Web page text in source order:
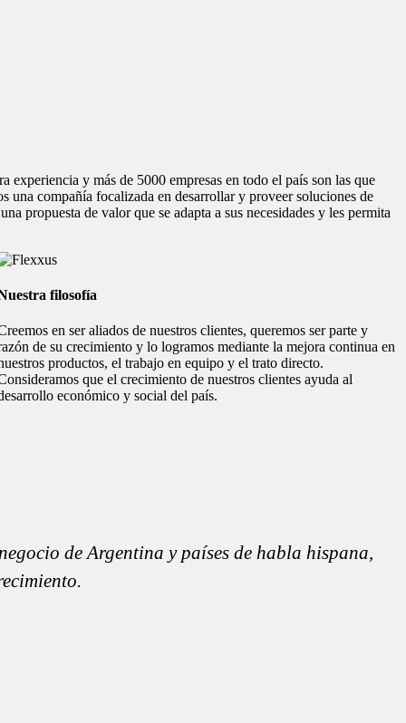
experiencia y más de 5000 empresas en todo el país son las que
una compañía focalizada en desarrollar y proveer soluciones de
propuesta de valor que se adapta a sus necesidades y les permita
filosofía
en ser aliados de nuestros clientes, queremos ser parte y
de su crecimiento y lo logramos mediante la mejora continua en
productos, el trabajo en equipo y el trato directo.
que el crecimiento de nuestros clientes ayuda al
económico y social del país.
de Argentina y países de habla hispana,